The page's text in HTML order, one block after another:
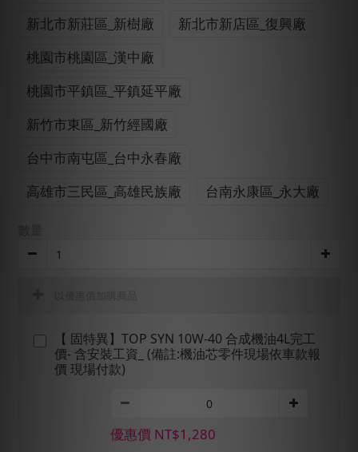
新北市新莊區_新樹廠
新北市新店區_復興廠
桃園市桃園區_漢中廠
桃園市平鎮區_平鎮延平廠
新竹市東區_新竹經國廠
台中市南屯區_台中永春廠
高雄市三民區_高雄民族廠
台南永康區_永大廠
【 固特異】TOP SYN 10W-40 合成機油4L完工
價- 含安裝工資_ (備註:機油芯零件現場依車款報
價 現場付款)
優惠價 NT$1,280